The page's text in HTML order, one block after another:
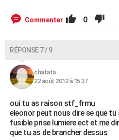
Commenter 0
RÉPONSE 7 / 9
chatata
22 août 2012 à 15:37
oui tu as raison stf_frmu
eleonor peut nous dire se que
fusible prise lumiere ect et me
que tu as de brancher dessus